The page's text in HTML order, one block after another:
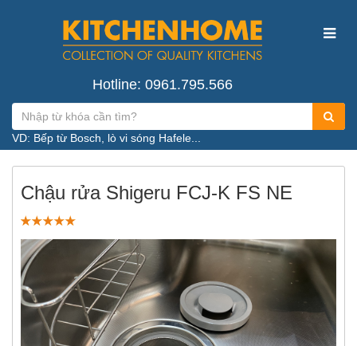
Hotline: 0961.795.566
VD: Bếp từ Bosch, lò vi sóng Hafele...
Chậu rửa Shigeru FCJ-K FS NE